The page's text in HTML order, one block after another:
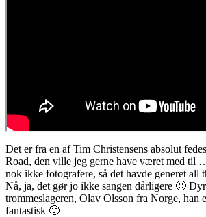
Det er fra en af Tim Christensens absolut
Road, den ville jeg gerne have været med til
nok ikke fotografere, så det havde generet all
Nå, ja, det gør jo ikke sangen dårligere 🙂
trommeslageren, Olav Olsson fra Norge, han
fantastisk 🙂